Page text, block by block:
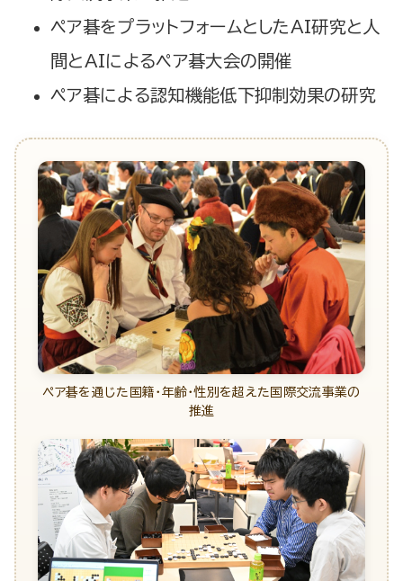
ペア碁をプラットフォームとしたAI研究と人
間とAIによるペア碁大会の開催
ペア碁による認知機能低下抑制効果の研究
ペア碁を通じた国籍・年齢・性別を超えた国際交流事業の
推進